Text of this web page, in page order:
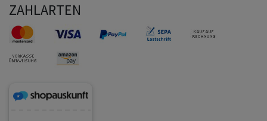
ZAHLARTEN